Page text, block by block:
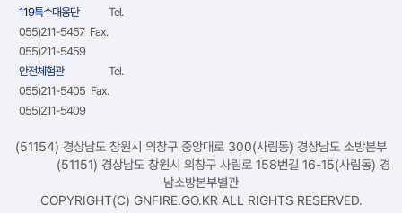
119특수대응단
Tel.
055)211-5457 Fax.
055)211-5459
안전체험관
Tel.
055)211-5405 Fax.
055)211-5409
(51154) 경상남도 창원시 의창구 중앙대로 300(사림동) 경상남도 소방본부
(51151) 경상남도 창원시 의창구 사림로 158번길 16-15(사림동) 경
남소방본부별관
COPYRIGHT(C) GNFIRE.GO.KR ALL RIGHTS RESERVED.